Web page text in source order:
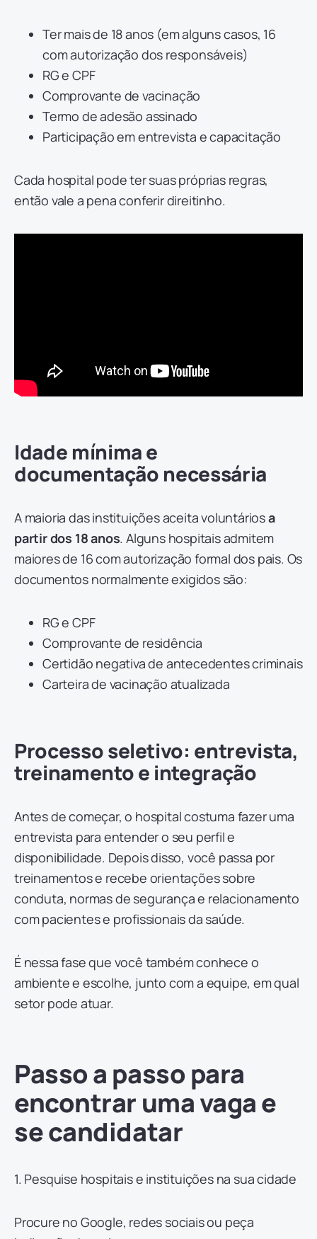
Ter mais de 18 anos (em alguns casos, 16
com autorização dos responsáveis)
RG e CPF
Comprovante de vacinação
Termo de adesão assinado
Participação em entrevista e capacitação
Cada hospital pode ter suas próprias regras,
então vale a pena conferir direitinho.
Idade mínima e
documentação necessária
A maioria das instituições aceita voluntáriosa
partir dos 18 anos. Alguns hospitais admitem
maiores de 16 com autorização formal dos pais. Os
documentos normalmente exigidos são:
RG e CPF
Comprovante de residência
Certidão negativa de antecedentes criminais
Carteira de vacinação atualizada
Processo seletivo: entrevista,
treinamento e integração
Antes de começar, o hospital costuma fazer uma
entrevista para entender o seu perfil e
disponibilidade. Depois disso, você passa por
treinamentos e recebe orientações sobre
conduta, normas de segurança e relacionamento
com pacientes e profissionais da saúde.
É nessa fase que você também conhece o
ambiente e escolhe, junto com a equipe, em qual
setor pode atuar.
Passo a passo para
encontrar uma vaga e
se candidatar
1. Pesquise hospitais e instituições na sua cidade
Procure no Google, redes sociais ou peça